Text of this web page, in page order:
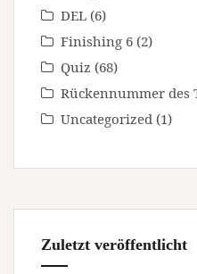
DEL (6)
Finishing 6 (2)
Quiz (68)
Rückennummer des
Uncategorized (1)
Zuletzt veröffentlicht